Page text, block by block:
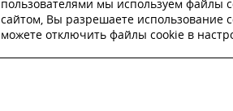
ОСТАВЬТЕ
пользователями мы используем файлы
сайтом, Вы разрешаете использование
можете отключить файлы cookie в